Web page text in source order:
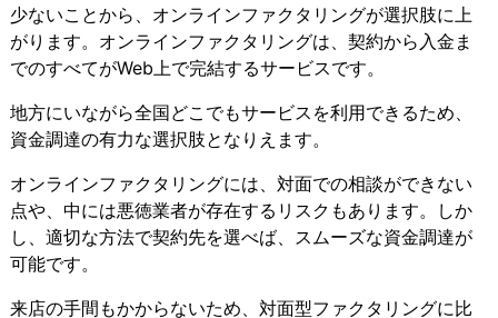
少ないことから、オンラインファクタリングが選択肢に上
がります。オンラインファクタリングは、契約から入金ま
でのすべてがWeb上で完結するサービスです。
地方にいながら全国どこでもサービスを利用できるため、
資金調達の有力な選択肢となりえます。
オンラインファクタリングには、対面での相談ができない
点や、中には悪徳業者が存在するリスクもあります。しか
し、適切な方法で契約先を選べば、スムーズな資金調達が
可能です。
来店の手間もかからないため、対面型ファクタリングに比